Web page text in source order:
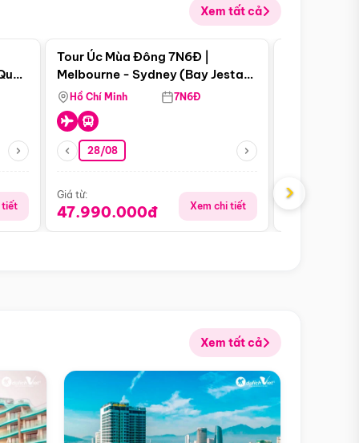
Xem tất cả
tiết
Điểm nổi bật
Tour Úc Mùa Đông 7N6Đ |
Melbourne - Sydney (Bay Jestar
Airways)
Hồ Chí Minh 7N6Đ
28/08
Giá từ:
47.990.000đ Xem chi tiết
Giá từ:
›
Xem tất cả